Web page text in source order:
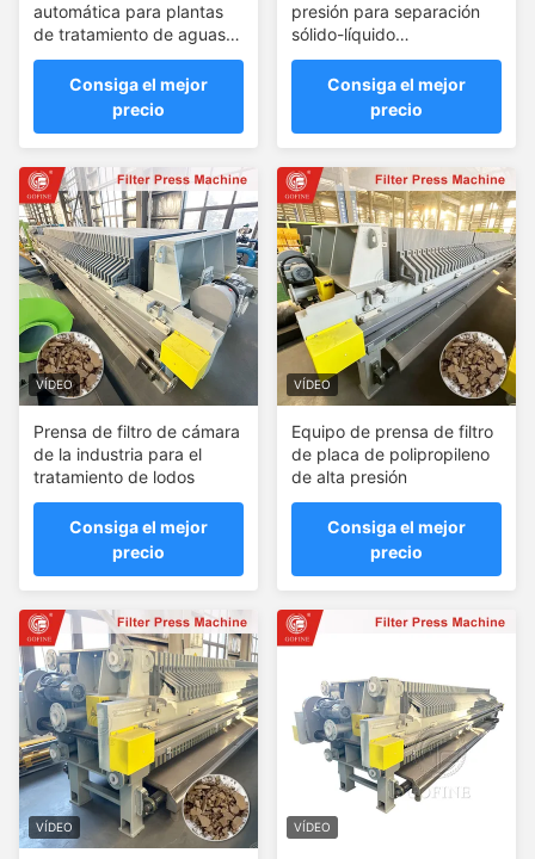
automática para plantas
de tratamiento de aguas
residuales
Consiga el mejor
precio
presión para separación
sólido-líquido
Deshidratación del
estiércolConsiga el mejor
precio
VÍDEO
Prensa de filtro de cámara
de la industria para el
tratamiento de lodos
Consiga el mejor
precio
VÍDEO
Equipo de prensa de filtro
de placa de polipropileno
de alta presión
Consiga el mejor
precio
VÍDEO VÍDEO